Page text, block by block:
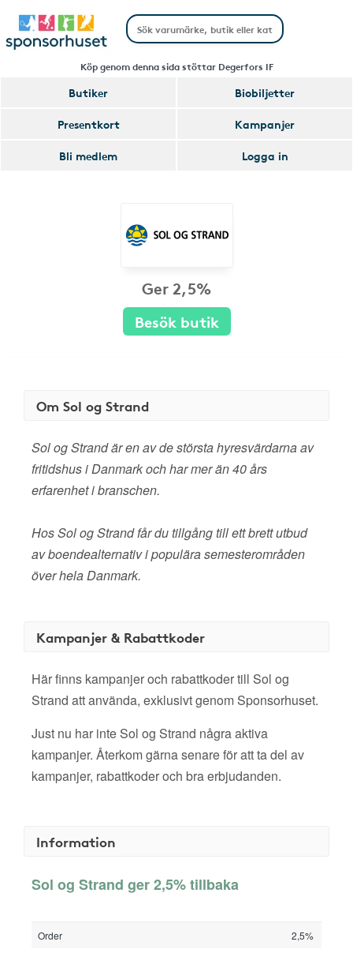
Köp genom denna sida stöttar Degerfors IF
Butiker
Biobiljetter
Presentkort
Kampanjer
Bli medlem
Logga in
Ger 2,5%
Besök butik
Om Sol og Strand
Sol og Strand är en av de största hyresvärdarna av
fritidshus i Danmark och har mer än 40 års
erfarenhet i branschen.
Hos Sol og Strand får du tillgång till ett brett utbud
av boendealternativ i populära semesterområden
över hela Danmark.
Kampanjer & Rabattkoder
Här finns kampanjer och rabattkoder till Sol og
Strand att använda, exklusivt genom Sponsorhuset.
Just nu har inte Sol og Strand några aktiva
kampanjer. Återkom gärna senare för att ta del av
kampanjer, rabattkoder och bra erbjudanden.
Information
Sol og Strand ger 2,5% tillbaka
Order 2,5%